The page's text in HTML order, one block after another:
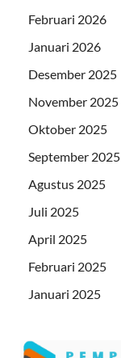
Februari 2026
Januari 2026
Desember 2025
November 2025
Oktober 2025
September 2025
Agustus 2025
Juli 2025
April 2025
Februari 2025
Januari 2025